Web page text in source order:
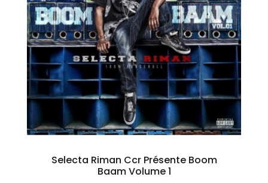
Selecta Riman Ccr Présente Boom
Baam Volume 1